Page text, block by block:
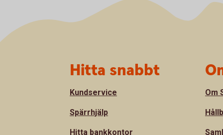
Hitta snabbt
Kundservice
Spärrhjälp
Hitta bankkontor
Om